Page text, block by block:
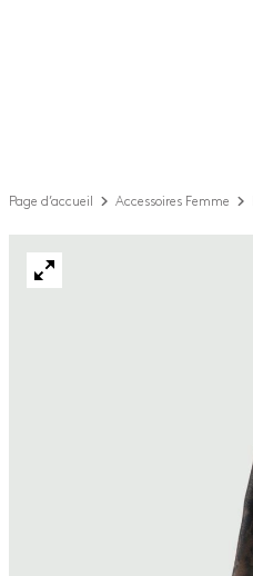
Page d’accueil Accessoires Femme